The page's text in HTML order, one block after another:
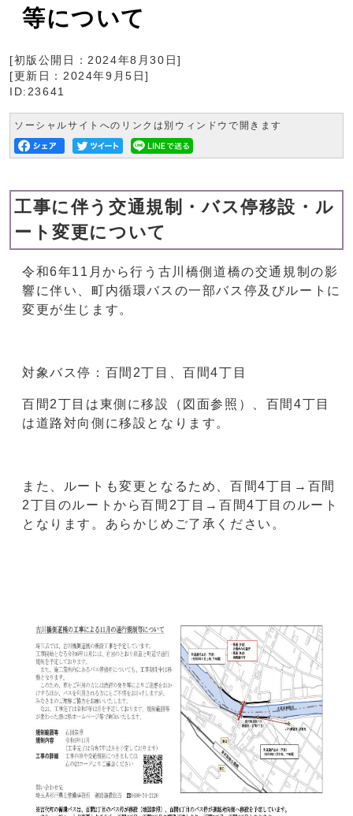
等について
[初版公開日：2024年8月30日]
[更新日： 2024年9月5日]
ID:23641
ソーシャルサイトへのリンクは別ウィンドウで開きます
工事に伴う交通規制・バス停移設・ル
ート変更について
令和6年11月から行う古川橋側道橋の交通規制の影
響に伴い、町内循環バスの一部バス停及びルートに
変更が生じます。
対象バス停：百間2丁目、百間4丁目
百間2丁目は東側に移設（図面参照）、百間4丁目
は道路対向側に移設となります。
また、ルートも変更となるため、百間4丁目→百間
2丁目のルートから百間2丁目→百間4丁目のルート
となります。あらかじめご了承ください。